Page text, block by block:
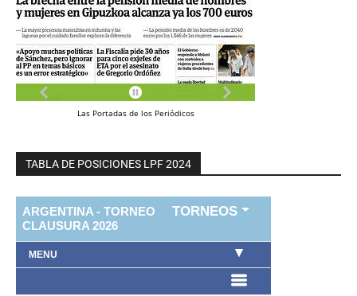
Las Portadas de los Periódicos
TABLA DE POSICIONES LPF 2024